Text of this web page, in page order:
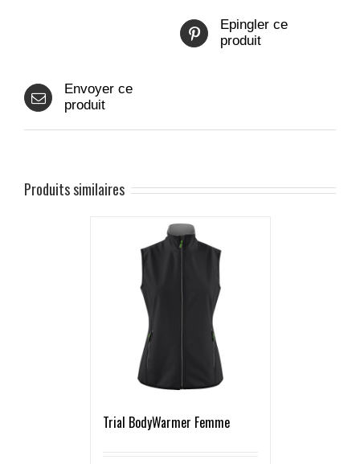
Epingler ce
produit
Envoyer ce
produit
Produits similaires
Trial BodyWarmer Femme